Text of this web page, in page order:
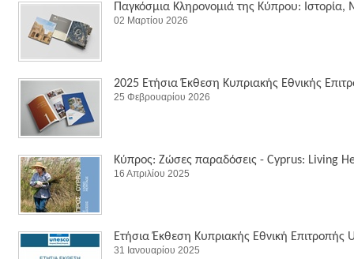
Παγκόσμια Κληρονομιά της Κύπρου:
02 Μαρτίου 2026
2025 Ετήσια Έκθεση Κυπριακής Εθνικής
25 Φεβρουαρίου 2026
Κύπρος: Ζώσες παραδόσεις - Cyprus: Living
16 Απριλίου 2025
Ετήσια Έκθεση Κυπριακής Εθνική Επιτροπής
31 Ιανουαρίου 2025